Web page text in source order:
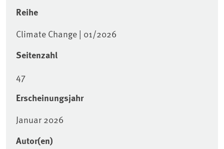
Reihe
Climate Change | 01/2026
Seitenzahl
47
Erscheinungsjahr
Januar 2026
Autor(en)